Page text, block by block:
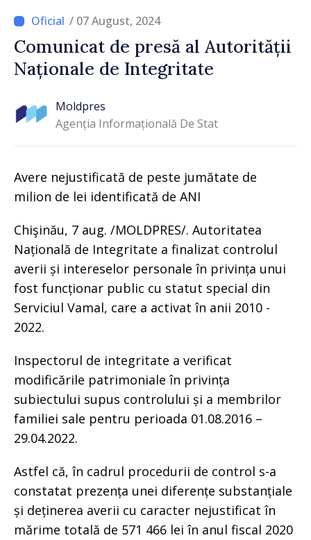
/ 07 August, 2024
Comunicat de presă al Autorității
Naționale de Integritate
Moldpres
Agenția Informațională De Stat
Avere nejustificată de peste jumătate de
milion de lei identificată de ANI
Chişinău, 7 aug. /MOLDPRES/. Autoritatea
Națională de Integritate a finalizat controlul
averii și intereselor personale în privința unui
fost funcționar public cu statut special din
Serviciul Vamal, care a activat în anii 2010 -
2022.
Inspectorul de integritate a verificat
modificările patrimoniale în privința
subiectului supus controlului și a membrilor
familiei sale pentru perioada 01.08.2016 –
29.04.2022.
Astfel că, în cadrul procedurii de control s-a
constatat prezența unei diferențe substanțiale
și deținerea averii cu caracter nejustificat în
mărime totală de 571 466 lei în anul fiscal 2020